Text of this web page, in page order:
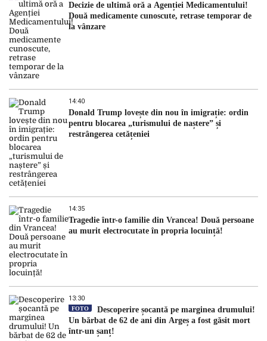
Decizie de ultimă oră a Agenției Medicamentului!
Două medicamente cunoscute, retrase temporar de
la vânzare
14:40
Donald Trump lovește din nou în imigrație: ordin
pentru blocarea „turismului de naștere” și
restrângerea cetățeniei
14:35
Tragedie într-o familie din Vrancea! Două persoane
au murit electrocutate în propria locuință!
13:30
FOTO
Descoperire șocantă pe marginea drumului!
Un bărbat de 62 de ani din Argeș a fost găsit mort
într-un șanț!